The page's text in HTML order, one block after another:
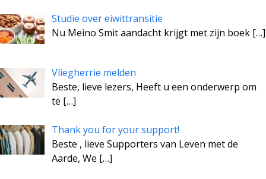
Studie over eiwittransitie
Nu Meino Smit aandacht krijgt met zijn boek […]
Vliegherrie melden
Beste, lieve lezers, Heeft u een onderwerp om
te […]
Thank you for your support!
Beste , lieve Supporters van Leven met de
Aarde, We […]